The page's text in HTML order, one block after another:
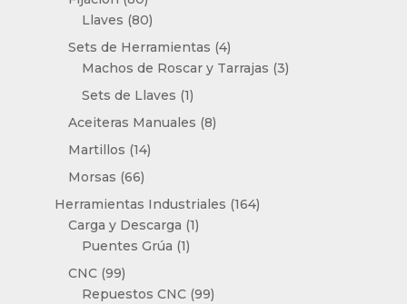
productos
Llaves 8080
productos
Sets de Herramientas 44
productos
Machos de Roscar y Tarrajas 33
Sets de Llaves 11
producto
Aceiteras Manuales 88
Martillos 1414
Morsas 6666
productos
Herramientas Industriales 164164
Carga y Descarga 11
Puentes Grúa 11
CNC 9999
productos
Repuestos CNC 9999